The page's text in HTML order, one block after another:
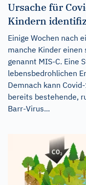
Ursache für
Kindern
Einige Wochen nach
manche Kinder einen
genannt MIS-C. Eine
lebensbedrohlichen
Demnach kann
bereits bestehende,
Barr-Virus...